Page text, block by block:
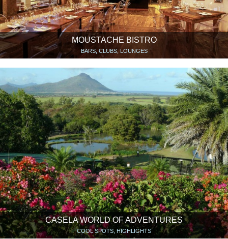
MOUSTACHE BISTRO
BARS, CLUBS, LOUNGES
CASELA WORLD OF ADVENTURES
COOL SPOTS, HIGHLIGHTS